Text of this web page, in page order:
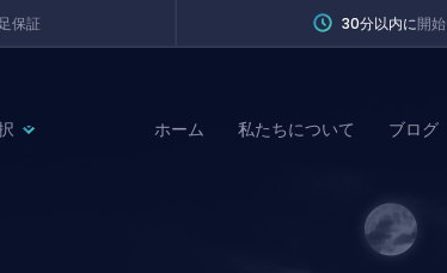
保証 30分以内に開始
ホーム 私たちについて ブログ